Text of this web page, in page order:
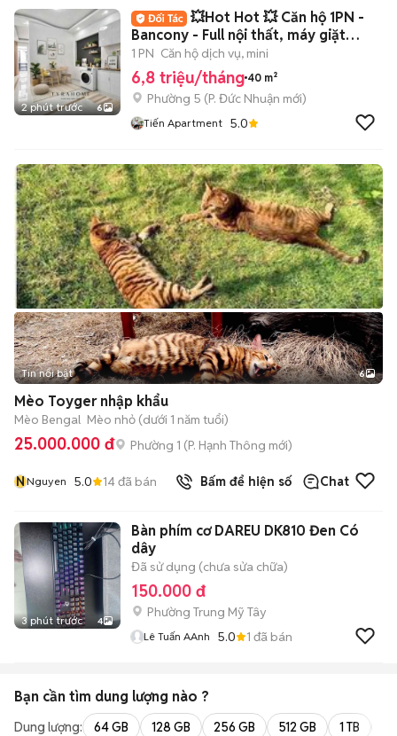
2 phút trước 6
💥Hot Hot 💥 Căn hộ 1PN -
Bancony - Full nội thất, máy giặt
riêng đây
1 PN Căn hộ dịch vụ, mini
6,8 triệu/tháng 40 m²
Phường 5 (P. Đức Nhuận mới)
Tiến Apartment 5.0
+2
Tin nổi bật 6
Mèo Toyger nhập khẩu
Mèo Bengal Mèo nhỏ (dưới 1 năm tuổi)
25.000.000 đ Phường 1 (P. Hạnh Thông mới)
NNguyen 5.0 14đã bán Bấm để hiện số Chat
3 phút trước 4
Bàn phím cơ DAREU DK810 Đen Có
dây
Đã sử dụng (chưa sửa chữa)
150.000 đ
Phường Trung Mỹ Tây
Lê Tuấn AAnh 5.0 1 đã bán
Bạn cần tìm dung lượng nào ?
Dung lượng: 64 GB 128 GB 256 GB 512 GB 1 TB